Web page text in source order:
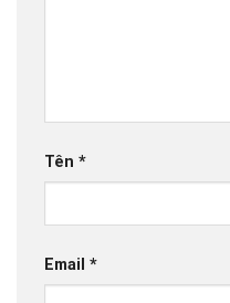
Tên *
Email *